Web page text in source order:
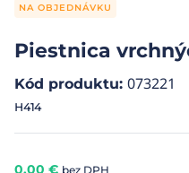
NA OBJEDNÁVKU
Piestnica
Kód produktu: 073221
H414
0,00 € bez DPH